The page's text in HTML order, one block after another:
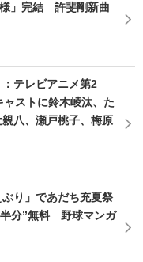
」完結 許斐剛新曲
テレビアニメ第2
ストに鈴木崚汰、た
八、瀬戸桃子、梅原
り」であだち充夏祭
分”無料 野球マンガ